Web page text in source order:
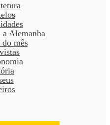
Alemanha
mês